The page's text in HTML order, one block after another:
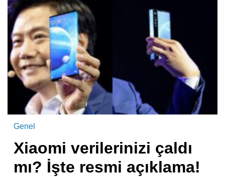
Genel
Xiaomi verilerinizi çaldı
mı? İşte resmi açıklama!